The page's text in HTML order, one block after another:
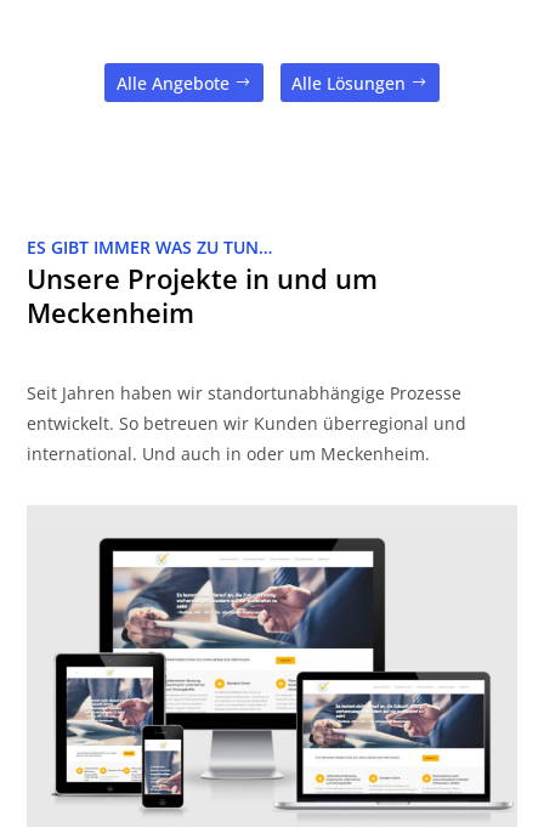
Alle Angebote Alle Lösungen
ES GIBT IMMER WAS ZU TUN…
Unsere Projekte in und um
Meckenheim
Seit Jahren haben wir standortunabhängige Prozesse
entwickelt. So betreuen wir Kunden überregional und
international. Und auch in oder um Meckenheim.